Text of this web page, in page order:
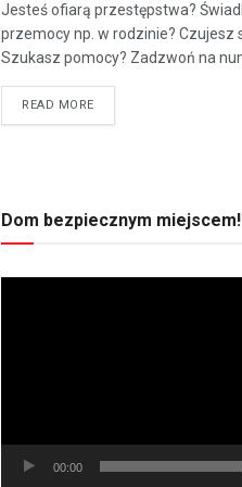
Jesteś ofiarą przestępstwa?
przemocy np. w rodzinie? Czujesz
Szukasz pomocy? Zadzwoń na
READ MORE
Dom bezpiecznym miejscem!
00:00